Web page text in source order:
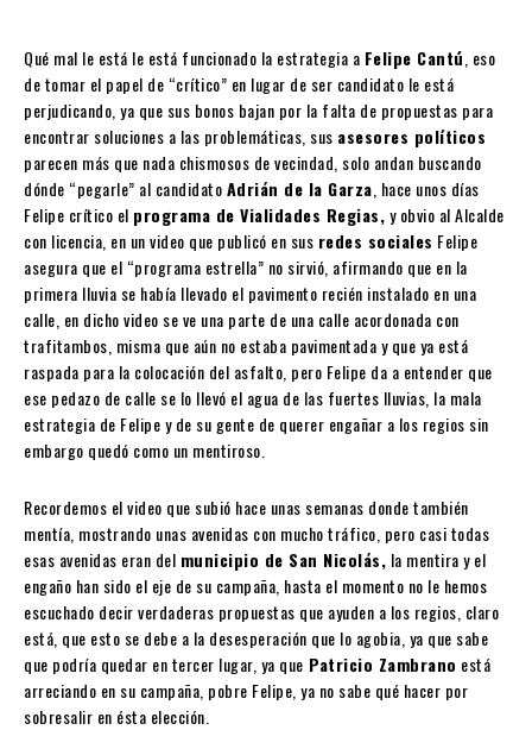
Qué mal le está le está funcionado la estrategia a Felipe Cantú , eso
de tomar el papel de “crítico” en lugar de ser candidato le está
perjudicando, ya que sus bonos bajan por la falta de propuestas para
encontrar soluciones a las problemáticas, sus asesores políticos
parecen más que nada chismosos de vecindad, solo andan buscando
dónde “pegarle” al candidatoAdrián de la Garza , hace unos días
Felipe crítico el programa de Vialidades Regias,y obvio al Alcalde
con licencia, en un video que publicó en sus redes sociales Felipe
asegura que el “programa estrella” no sirvió, afirmando que en la
primera lluvia se había llevado el pavimento recién instalado en una
calle, en dicho video se ve una parte de una calle acordonada con
trafitambos, misma que aún no estaba pavimentada y que ya está
raspada para la colocación del asfalto, pero Felipe da a entender que
ese pedazo de calle se lo llevó el agua de las fuertes lluvias, la mala
estrategia de Felipe y de su gente de querer engañar a los regios sin
embargo quedó como un mentiroso.
Recordemos el video que subió hace unas semanas donde también
mentía, mostrando unas avenidas con mucho tráfico, pero casi todas
esas avenidas eran del municipio de San Nicolás, la mentira y el
engaño han sido el eje de su campaña, hasta el momento no le hemos
escuchado decir verdaderas propuestas que ayuden a los regios, claro
está, que esto se debe a la desesperación que lo agobia, ya que sabe
que podría quedar en tercer lugar, ya que Patricio Zambrano está
arreciando en su campaña, pobre Felipe, ya no sabe qué hacer por
sobresalir en ésta elección.